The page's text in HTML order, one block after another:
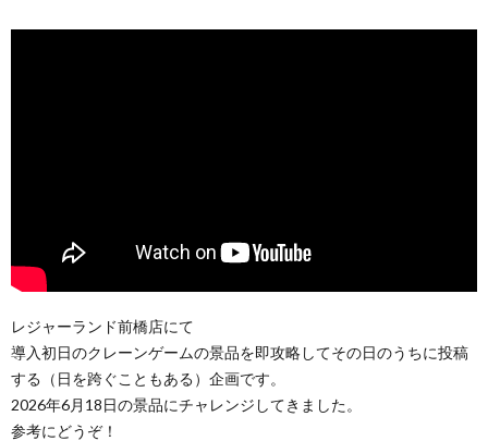
レジャーランド前橋店にて
導入初日のクレーンゲームの景品を即攻略してその日のうちに投稿
する（日を跨ぐこともある）企画です。
2026年6月18日の景品にチャレンジしてきました。
参考にどうぞ！